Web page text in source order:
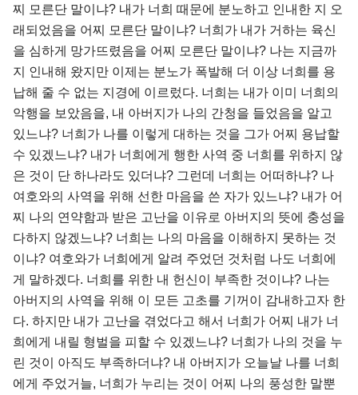
찌 모른단 말이냐? 내가 너희 때문에 분노하고 인내한 지 오
래되었음을 어찌 모른단 말이냐? 너희가 내가 거하는 육신
을 심하게 망가뜨렸음을 어찌 모른단 말이냐? 나는 지금까
지 인내해 왔지만 이제는 분노가 폭발해 더 이상 너희를 용
납해 줄 수 없는 지경에 이르렀다. 너희는 내가 이미 너희의
악행을 보았음을, 내 아버지가 나의 간청을 들었음을 알고
있느냐? 너희가 나를 이렇게 대하는 것을 그가 어찌 용납할
수 있겠느냐? 내가 너희에게 행한 사역 중 너희를 위하지 않
은 것이 단 하나라도 있더냐? 그런데 너희는 어떠하냐? 나
여호와의 사역을 위해 선한 마음을 쓴 자가 있느냐? 내가 어
찌 나의 연약함과 받은 고난을 이유로 아버지의 뜻에 충성을
다하지 않겠느냐? 너희는 나의 마음을 이해하지 못하는 것
이냐? 여호와가 너희에게 알려 주었던 것처럼 나도 너희에
게 말하겠다. 너희를 위한 내 헌신이 부족한 것이냐? 나는
아버지의 사역을 위해 이 모든 고초를 기꺼이 감내하고자 한
다. 하지만 내가 고난을 겪었다고 해서 너희가 어찌 내가 너
희에게 내릴 형벌을 피할 수 있겠느냐? 너희가 나의 것을 누
린 것이 아직도 부족하더냐? 내 아버지가 오늘날 나를 너희
에게 주었거늘, 너희가 누리는 것이 어찌 나의 풍성한 말뿐